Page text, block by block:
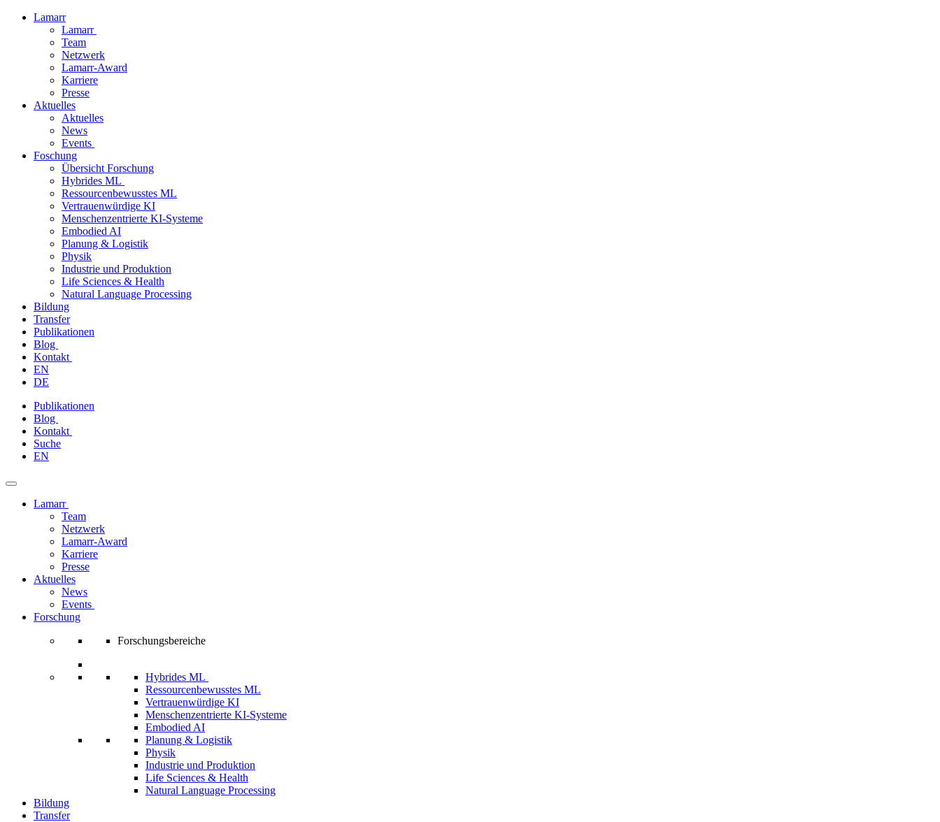
Lamarr
Lamarr
Team
Netzwerk
Lamarr-Award
Karriere
Presse
Aktuelles
Aktuelles
News
Events
Foschung
Übersicht Forschung
Hybrides ML
Ressourcenbewusstes ML
Vertrauenwürdige KI
Menschenzentrierte KI-Systeme
Embodied AI
Planung & Logistik
Physik
Industrie und Produktion
Life Sciences & Health
Natural Language Processing
Bildung
Transfer
Publikationen
Blog
Kontakt
EN
DE
Zum
Inhalt
springen
Publikationen
Blog
Kontakt
Suche
EN
Lamarr
Team
Netzwerk
Lamarr-Award
Karriere
Presse
Aktuelles
News
Events
Forschung
Forschungsbereiche
Hybrides ML
Ressourcenbewusstes ML
Vertrauenwürdige KI
Menschenzentrierte KI-Systeme
Embodied AI
Planung & Logistik
Physik
Industrie und Produktion
Life Sciences & Health
Natural Language Processing
Bildung
Transfer